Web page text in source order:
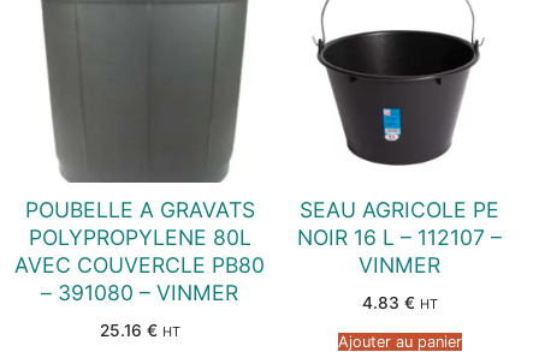
POUBELLE A GRAVATS
POLYPROPYLENE 80L
AVEC COUVERCLE PB80
– 391080 – VINMER
25.16 € HT
SEAU AGRICOLE PE
NOIR 16 L – 112107 –
VINMER
4.83 € HT
Ajouter au panier